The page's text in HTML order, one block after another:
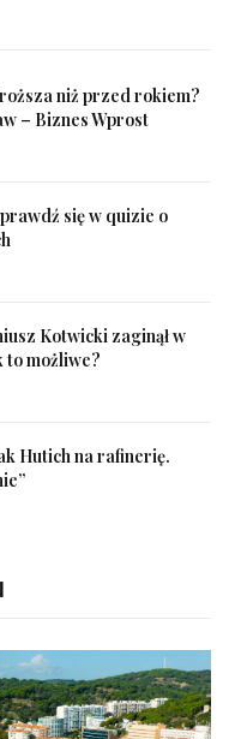
niż przed rokiem?
– Biznes Wprost
się w quizie o
Kotwicki zaginął w
to możliwe?
Hutich na rafinerię.